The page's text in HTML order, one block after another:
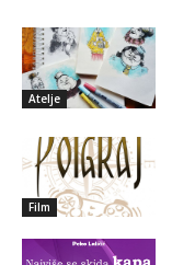
Atelje
Film